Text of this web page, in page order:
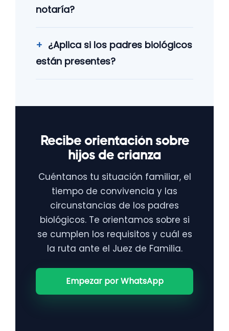
notaría?
¿Aplica si los padres biológicos
están presentes?
Recibe orientación sobre
hijos de crianza
Cuéntanos tu situación familiar, el
tiempo de convivencia y las
circunstancias de los padres
biológicos. Te orientamos sobre si
se cumplen los requisitos y cuál es
la ruta ante el Juez de Familia.
Empezar por WhatsApp